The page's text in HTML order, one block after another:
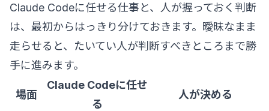
Claude Codeに任せる仕事と、人が握っておく判断
は、最初からはっきり分けておきます。曖昧なまま
走らせると、たいてい人が判断すべきところまで勝
手に進みます。
場面
Claude Codeに任せ
る
人が決める